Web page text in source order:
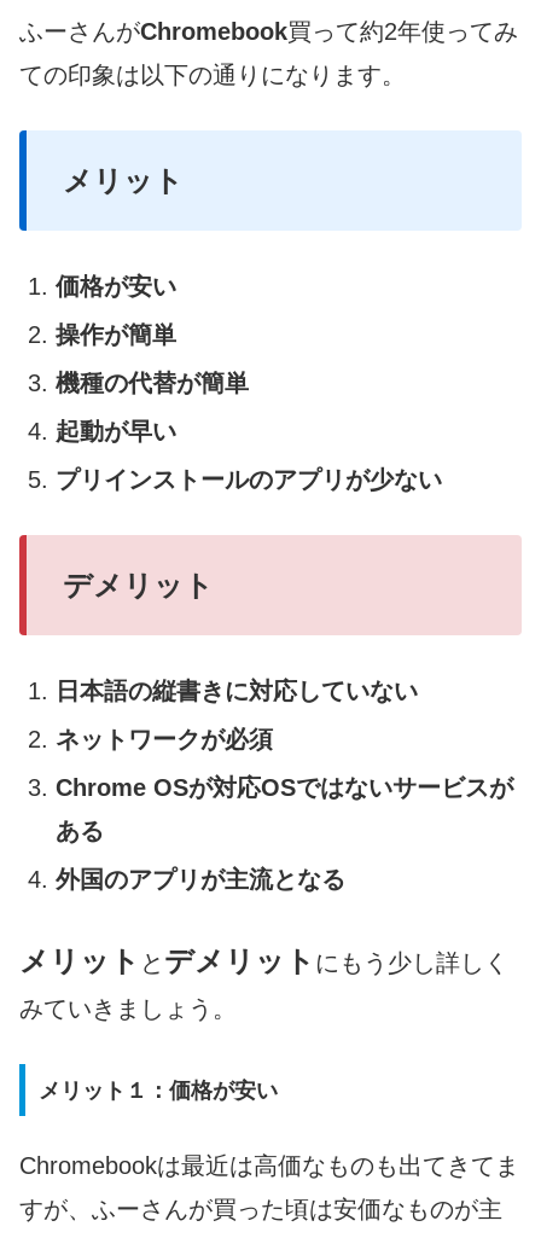
ふーさんがChromebook買って約2年使ってみ
ての印象は以下の通りになります。
メリット
価格が安い
操作が簡単
機種の代替が簡単
起動が早い
プリインストールのアプリが少ない
デメリット
日本語の縦書きに対応していない
ネットワークが必須
Chrome OSが対応OSではないサービスが
ある
外国のアプリが主流となる
メリット と デメリット にもう少し詳しく
みていきましょう。
メリット１：価格が安い
Chromebookは最近は高価なものも出てきてま
すが、ふーさんが買った頃は安価なものが主